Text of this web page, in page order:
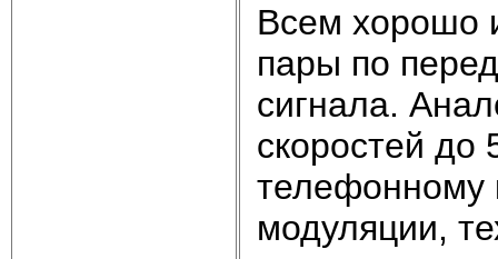
Всем хорошо
пары по
сигнала.
скоростей до
телефонному
модуляции,